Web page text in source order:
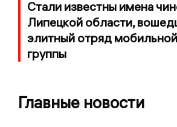
Стали известны имена
Липецкой области,
элитный отряд
группы
Главные новости